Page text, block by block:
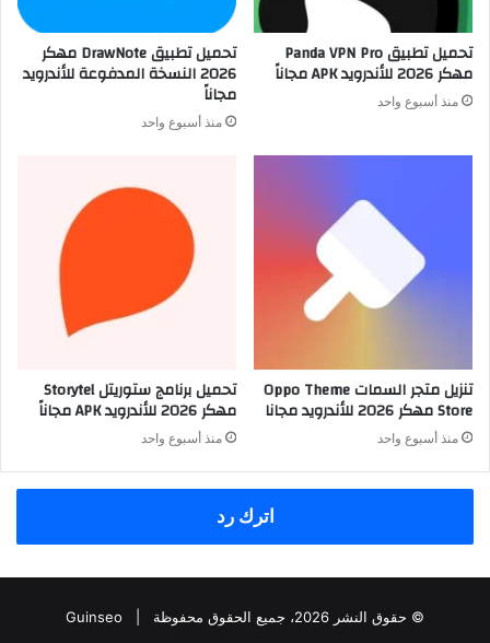
تحميل تطبيق Panda VPN Pro
مهكر 2026 للأندرويد APK مجاناً
منذ أسبوع واحد
تحميل تطبيق DrawNote مهكر
2026 النسخة المدفوعة للأندرويد
مجاناً
منذ أسبوع واحد
تنزيل متجر السمات Oppo Theme
Store مهكر 2026 للأندرويد مجانا
منذ أسبوع واحد
تحميل برنامج ستوريتل Storytel
مهكر 2026 للأندرويد APK مجاناً
منذ أسبوع واحد
اترك رد
© حقوق النشر 2026، جميع الحقوق محفوظة |
Guinseo